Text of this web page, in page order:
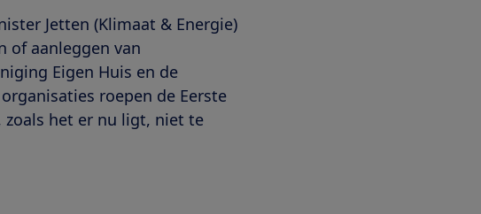
Jetten (Klimaat & Energie)
of aanleggen van
Eigen Huis en de
roepen de Eerste
het er nu ligt, niet te